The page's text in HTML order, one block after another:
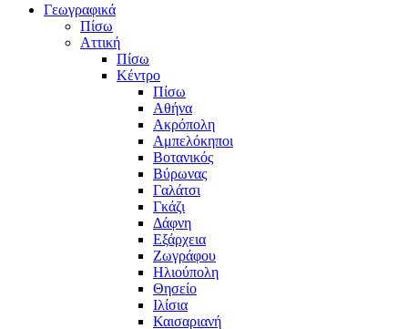
Γεωγραφικά
Πίσω
Αττική
Πίσω
Κέντρο
Πίσω
Αθήνα
Ακρόπολη
Αμπελόκηποι
Βοτανικός
Βύρωνας
Γαλάτσι
Γκάζι
Δάφνη
Εξάρχεια
Ζωγράφου
Ηλιούπολη
Θησείο
Ιλίσια
Καισαριανή